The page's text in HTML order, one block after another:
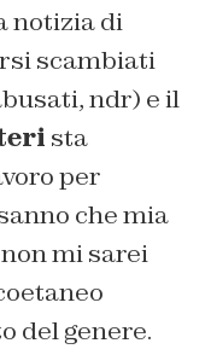
notizia di
scambiati
ndr) e il
sta
per
che mia
mi sarei
del genere.